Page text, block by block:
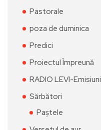
Pastorale
poza de duminica
Predici
Proiectul Împreună
RADIO LEVI-Emisiuni
Sărbători
Paștele